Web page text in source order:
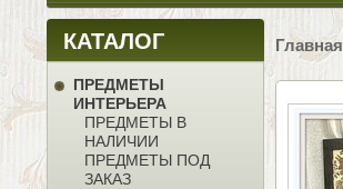
КАТАЛОГ
ПРЕДМЕТЫ
ИНТЕРЬЕРА
ПРЕДМЕТЫ В
НАЛИЧИИ
ПРЕДМЕТЫ ПОД
ЗАКАЗ
Главная